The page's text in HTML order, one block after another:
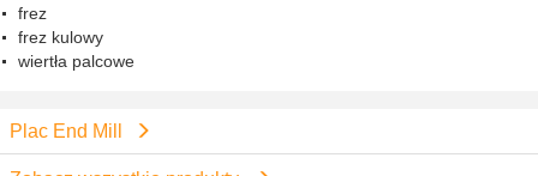
frez
frez kulowy
wiertła palcowe
Plac End Mill